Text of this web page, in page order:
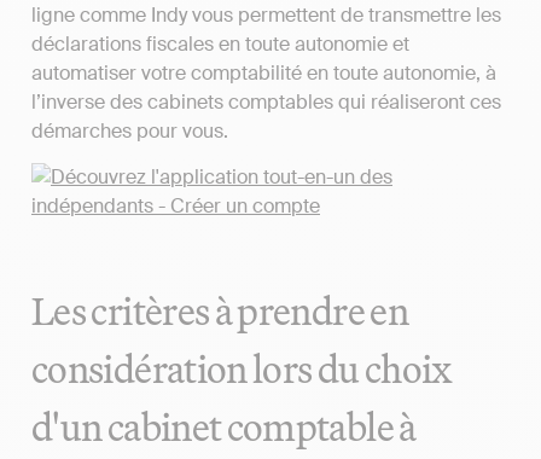
ligne comme Indy vous permettent de transmettre les
déclarations fiscales en toute autonomie et
automatiser votre comptabilité en toute autonomie, à
l’inverse des cabinets comptables qui réaliseront ces
démarches pour vous.
Les critères à prendre en
considération lors du choix
d'un cabinet comptable à